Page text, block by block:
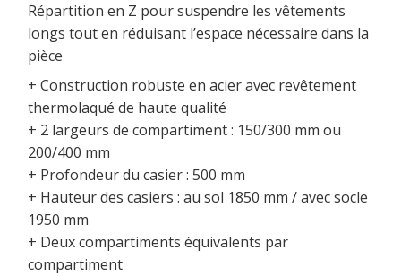
Répartition en Z pour suspendre les vêtements
longs tout en réduisant l’espace nécessaire dans la
pièce
+ Construction robuste en acier avec revêtement
thermolaqué de haute qualité
+ 2 largeurs de compartiment : 150/300 mm ou
200/400 mm
+ Profondeur du casier : 500 mm
+ Hauteur des casiers : au sol 1850 mm / avec socle
1950 mm
+ Deux compartiments équivalents par
compartiment